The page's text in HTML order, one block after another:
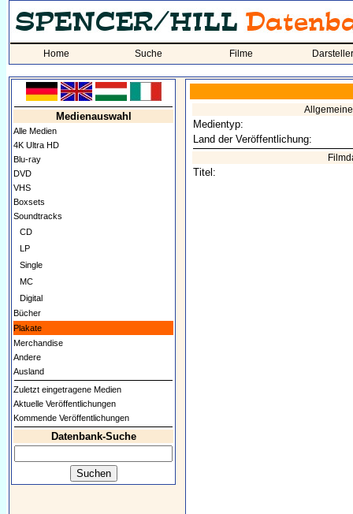
Home Suche Filme Darsteller
Medienauswahl
Alle Medien
4K Ultra HD
Blu-ray
DVD
VHS
Boxsets
Soundtracks
CD
LP
Single
MC
Digital
Bücher
Plakate
Merchandise
Andere
Ausland
Zuletzt eingetragene Medien
Aktuelle Veröffentlichungen
Kommende Veröffentlichungen
Datenbank-Suche
Medientyp:
Land der Veröffentlichung:
Titel: